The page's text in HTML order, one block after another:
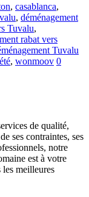
, casablanca,
, déménagement
Tuvalu,
rabat vers
Tuvalu
, wonmoov 0
de qualité,
ses contraintes, ses
notre
est à votre
les meilleures